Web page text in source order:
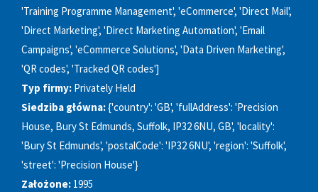
'Training Programme Management', 'eCommerce', 'Direct Mail',
'Direct Marketing', 'Direct Marketing Automation', 'Email
Campaigns', 'eCommerce Solutions', 'Data Driven Marketing',
'QR codes', 'Tracked QR codes']
Typ firmy: Privately Held
Siedziba główna:{'country': 'GB', 'fullAddress': 'Precision
House, Bury St Edmunds, Suffolk, IP32 6NU, GB', 'locality':
'Bury St Edmunds', 'postalCode': 'IP32 6NU', 'region': 'Suffolk',
'street': 'Precision House'}
Założone: 1995